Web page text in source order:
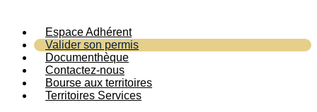
Espace Adhérent
Valider son permis
Documenthèque
Contactez-nous
Bourse aux territoires
Territoires Services